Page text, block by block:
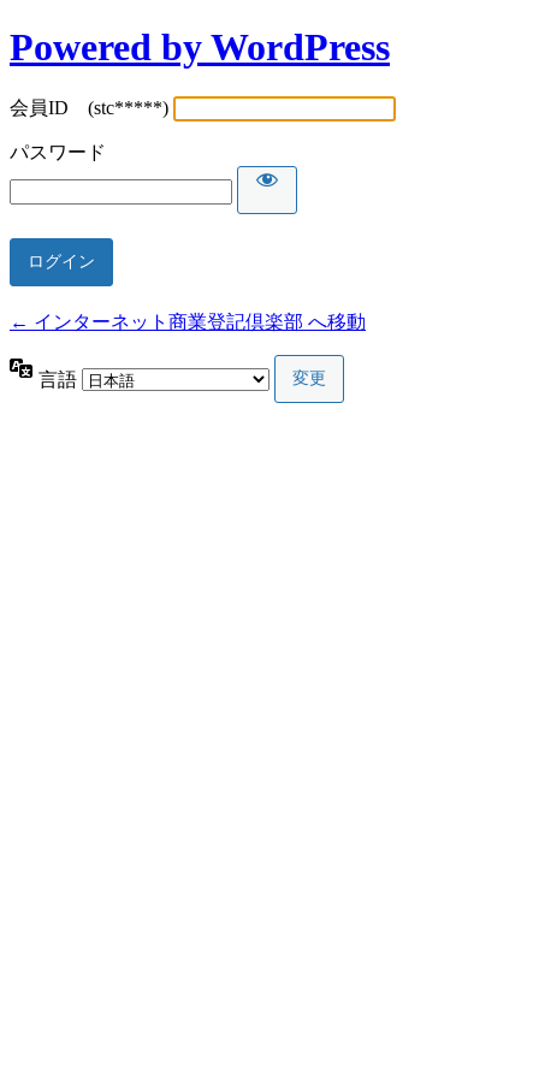
Powered by WordPress
会員ID (stc*****)
パスワード
← インターネット商業登記倶楽部 へ移動
言語